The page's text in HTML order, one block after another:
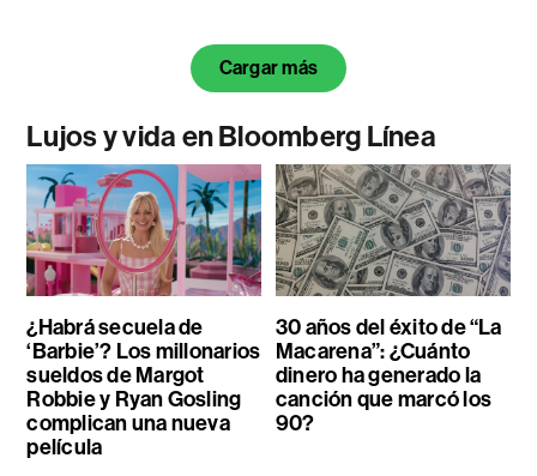
Cargar más
Lujos y vida en Bloomberg Línea
¿Habrá secuela de
‘Barbie’? Los millonarios
sueldos de Margot
Robbie y Ryan Gosling
complican una nueva
película
30 años del éxito de “La
Macarena”: ¿Cuánto
dinero ha generado la
canción que marcó los
90?